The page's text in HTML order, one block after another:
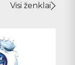
Visi ženklai